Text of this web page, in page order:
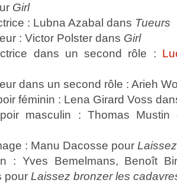
Girl
: Lubna Azabal dans Tueurs
: Victor Polster dans Girl
dans un second rôle :
dans un second rôle : Arieh
féminin : Lena Girard Voss
masculin : Thomas
: Manu Dacosse pour
: Yves Bemelmans, Benoît
pour Laissez bronzer les